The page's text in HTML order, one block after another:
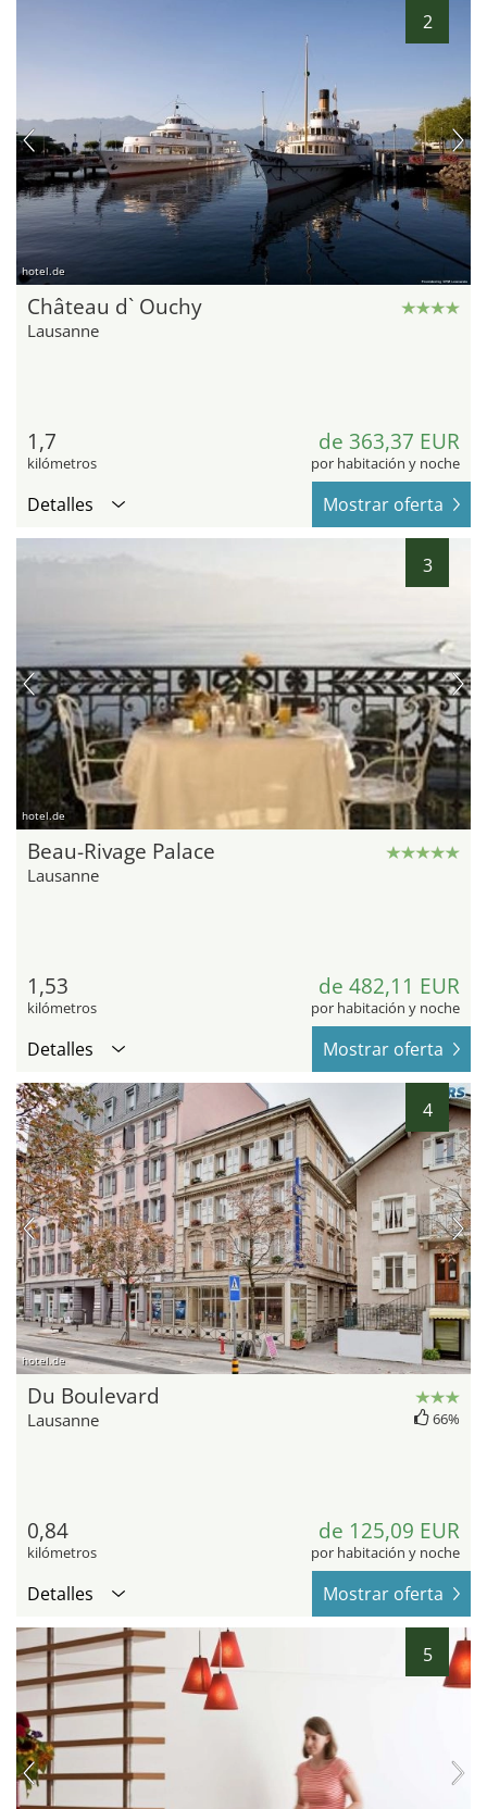
2
hotel.de
Château d` Ouchy
Lausanne
1,7
kilómetros
de 363,37 EUR
por habitación y noche
Detalles Mostrar oferta
3
hotel.de
Beau-Rivage Palace
Lausanne
1,53
kilómetros
de 482,11 EUR
por habitación y noche
Detalles Mostrar oferta
4
hotel.de
Du Boulevard
Lausanne 66%
0,84
kilómetros
de 125,09 EUR
por habitación y noche
Detalles Mostrar oferta
5